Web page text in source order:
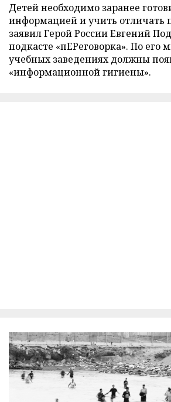
Детей необходимо заранее
информацией и учить отличать
заявил Герой России Евгений
подкасте «пЕРеговорка». По его
учебных заведениях должны
«информационной гигиены».